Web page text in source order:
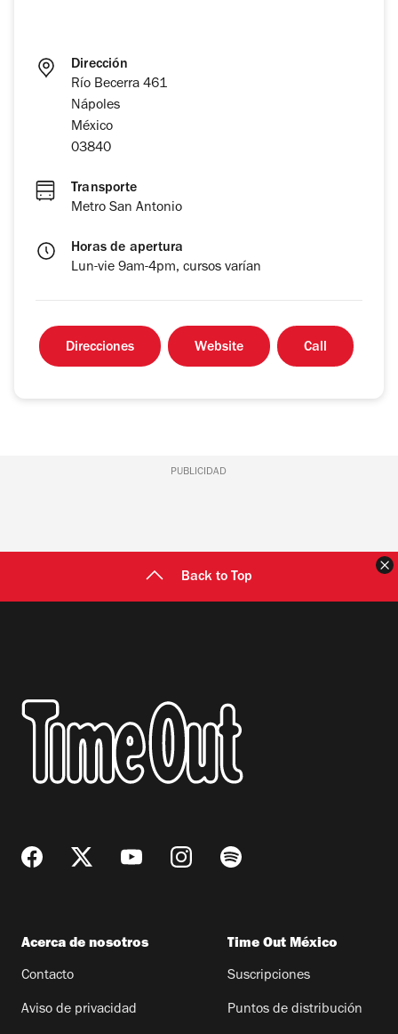
Dirección
Río Becerra 461
Nápoles
México
03840
Transporte
Metro San Antonio
Horas de apertura
Lun-vie 9am-4pm, cursos varían
Direcciones Website Call
PUBLICIDAD
Back to Top
Acerca de nosotros
Contacto
Aviso de privacidad
Time Out México
Suscripciones
Puntos de distribución